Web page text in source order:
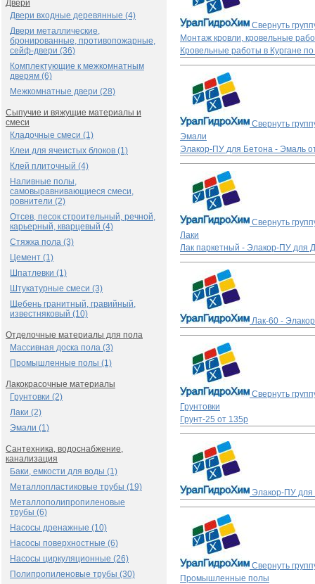
Двери
Двери входные деревянные (4)
Двери металлические,
бронированные, противопожарные,
сейф-двери (36)
Комплектующие к межкомнатным
дверям (6)
Межкомнатные двери (28)
Сыпучие и вяжущие материалы и
смеси
Кладочные смеси (1)
Клеи для ячеистых блоков (1)
Клей плиточный (4)
Наливные полы,
самовыравнивающиеся смеси,
ровнители (2)
Отсев, песок строительный, речной,
карьерный, кварцевый (4)
Стяжка пола (3)
Цемент (1)
Шпатлевки (1)
Штукатурные смеси (3)
Щебень гранитный, гравийный,
известняковый (10)
Отделочные материалы для пола
Массивная доска пола (3)
Промышленные полы (1)
Лакокрасочные материалы
Грунтовки (2)
Лаки (2)
Эмали (1)
Сантехника, водоснабжение,
канализация
Баки, емкости для воды (1)
Металлопластиковые трубы (19)
Металлополипропиленовые
трубы (6)
Насосы дренажные (10)
Насосы поверхностные (6)
Насосы циркуляционные (26)
Полипропиленовые трубы (30)
Свернуть
Монтаж кровли, кровельные
Кровельные работы в Кургане
Свернуть
Эмали
Элакор-ПУ для Бетона - Эмаль
Свернуть
Лаки
Лак паркетный - Элакор-ПУ для
Лак-60 -
Свернуть
Грунтовки
Грунт-25 от 135р
Элакор-ПУ для
Свернуть
Промышленные полы